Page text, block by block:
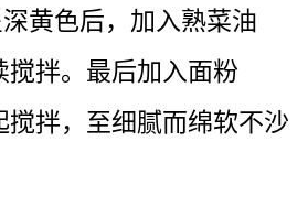
黄色后，加入熟菜油
搅拌。最后加入面粉
搅拌，至细腻而绵软不沙